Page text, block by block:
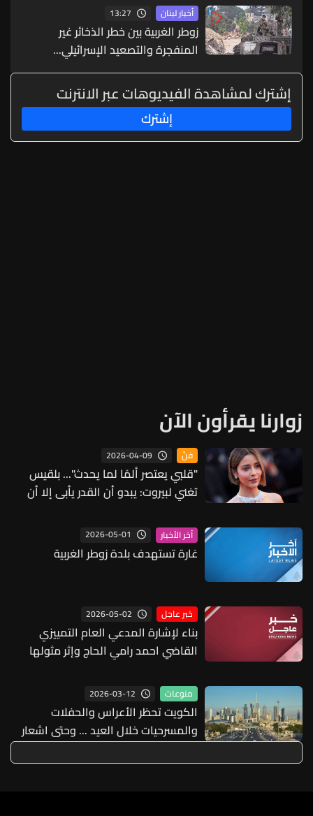
أخبار لبنان 13:27
زوطر الغربية بين خطر الذخائر غير
المنفجرة والتصعيد الإسرائيلي...
إشترك لمشاهدة الفيديوهات عبر الانترنت
إشترك
زوارنا يقرأون الآن
فنّ 2026-04-09
"قلبي يعتصر ألمًا لما يحدث"... بلقيس
تغني لبيروت: يبدو أن القدر يأبى إلا أن
آخر الأخبار 2026-05-01
غارة تستهدف بلدة زوطر الغربية
خبر عاجل 2026-05-02
بناء لإشارة المدعي العام التمييزي
القاضي احمد رامي الحاج وإثر مثولها
قامت الـLBCI بإزالة المحتوى الرقمي
الذي ظهرت فيه شخصية كاريكاتورية
لأمين عام حزب الله الشيخ نعيم قاسم في
فيديو مستوحى من شخصيات لعبة
"Angry Birds
منوعات 2026-03-12
الكويت تحظر الأعراس والحفلات
والمسرحيات خلال العيد ... وحتى اشعار
آخر!